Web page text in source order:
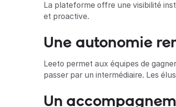
La plateforme offre une visibilité
et proactive.
Une autonomie
Leeto permet aux équipes de
passer par un intermédiaire. Les
Un